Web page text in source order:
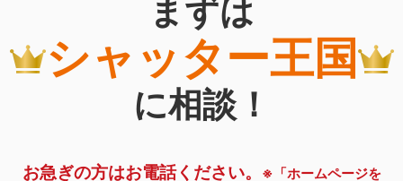
まずは
シャッター王国
に相談！
お急ぎの方はお電話ください。
※「ホームページを